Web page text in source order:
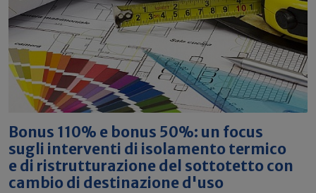
Bonus 110% e bonus 50%: un focus
sugli interventi di isolamento termico
e di ristrutturazione del sottotetto con
cambio di destinazione d'uso